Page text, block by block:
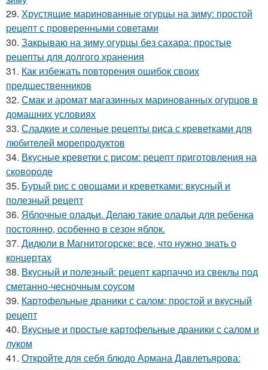
29. Хрустящие маринованные огурцы на зиму: простой
рецепт с проверенными советами
30. Закрываю на зиму огурцы без сахара: простые
рецепты для долгого хранения
31. Как избежать повторения ошибок своих
предшественников
32. Смак и аромат магазинных маринованных огурцов в
домашних условиях
33. Сладкие и соленые рецепты риса с креветками для
любителей морепродуктов
34. Вкусные креветки с рисом: рецепт приготовления на
сковороде
35. Бурый рис с овощами и креветками: вкусный и
полезный рецепт
36. Яблочные оладьи. Делаю такие оладьи для ребенка
постоянно, особенно в сезон яблок.
37. Дидюли в Магнитогорске: все, что нужно знать о
концертах
38. Вкусный и полезный: рецепт карпаччо из свеклы под
сметанно-чесночным соусом
39. Картофельные драники с салом: простой и вкусный
рецепт
40. Вкусные и простые картофельные драники с салом и
луком
41. Откройте для себя блюдо Армана Давлетьярова: